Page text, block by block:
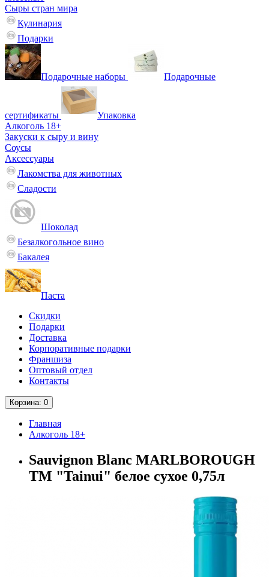
Сыры стран мира
Кулинария
Подарки
Подарочные наборы Подарочные
сертификаты
Упаковка
Алкоголь 18+
Закуски к сыру и вину
Соусы
Аксессуары
Лакомства для животных
Сладости
Шоколад
Безалкогольное вино
Бакалея
Паста
Скидки
Подарки
Доставка
Корпоративные подарки
Франшиза
Оптовый отдел
Контакты
Корзина: 0
Главная
Алкоголь 18+
Sauvignon Blanc MARLBOROUGH
ТМ "Tainui" белое сухое 0,75л